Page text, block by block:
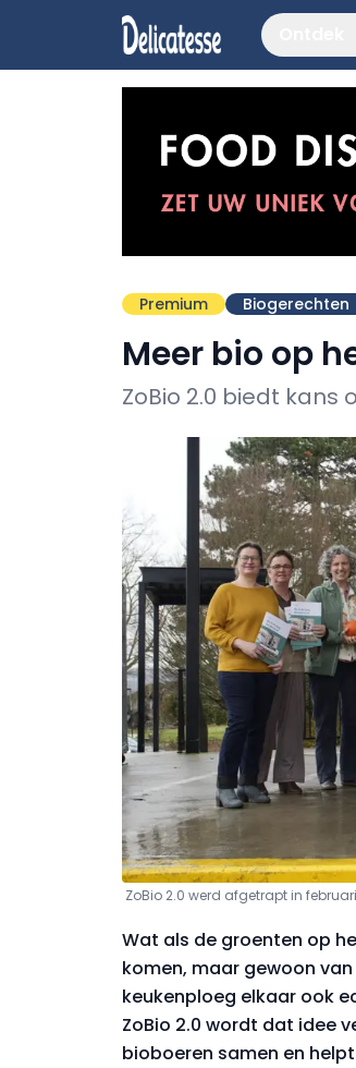
Premium Biogerechten
Meer bio op
ZoBio 2.0 biedt
ZoBio 2.0 werd afgetrapt in
Wat als de groenten op
komen, maar gewoon
keukenploeg elkaar ook
ZoBio 2.0 wordt dat idee
bioboeren samen en